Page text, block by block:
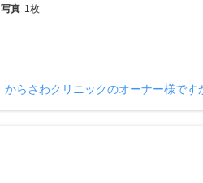
写真 1枚
からさわクリニックのオーナー様です